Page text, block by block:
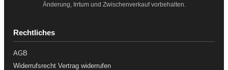
Änderung, Irrtum und Zwischenverkauf vorbehalten.
Rechtliches
AGB
Widerrufsrecht Vertrag widerrufen